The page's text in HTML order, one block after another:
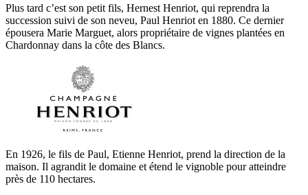
Plus tard c’est son petit fils, Hernest Henriot, qui reprendra la
succession suivi de son neveu, Paul Henriot en 1880. Ce dernier
épousera Marie Marguet, alors propriétaire de vignes plantées en
Chardonnay dans la côte des Blancs.
En 1926, le fils de Paul, Etienne Henriot, prend la direction de la
maison. Il agrandit le domaine et étend le vignoble pour atteindre
près de 110 hectares.